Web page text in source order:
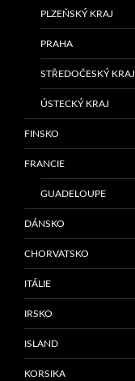
PLZEŇSKÝ KRAJ
PRAHA
STŘEDOČESKÝ KRAJ
ÚSTECKÝ KRAJ
FINSKO
FRANCIE
GUADELOUPE
DÁNSKO
CHORVATSKO
ITÁLIE
IRSKO
ISLAND
KORSIKA